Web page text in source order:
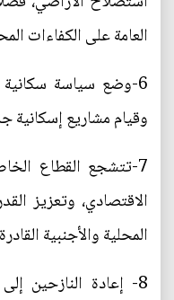
العامة على الكفاءات
6-وضع سياسة
وقيام مشاريع إسكانية
7-تتشجع القطاع
الاقتصادي، وتعزيز
المحلية والأجنبية
8- إعادة النازحين